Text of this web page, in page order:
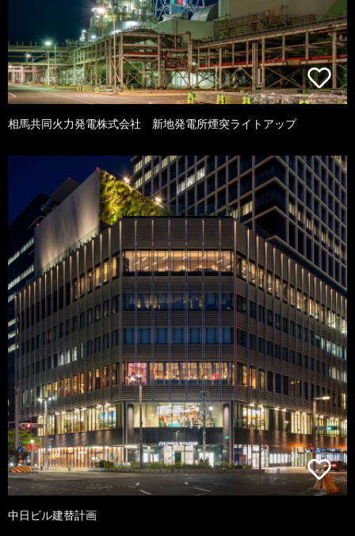
相馬共同火力発電株式会社 新地発電所煙突ライトアップ
中日ビル建替計画